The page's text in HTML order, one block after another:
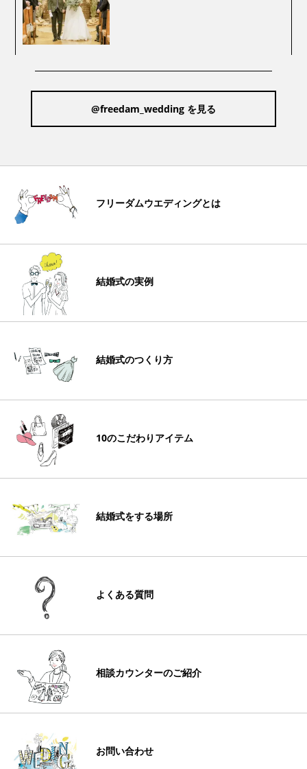
@freedam_wedding を見る
フリーダムウエディングとは
結婚式の実例
結婚式のつくり方
10のこだわりアイテム
結婚式をする場所
よくある質問
相談カウンターのご紹介
お問い合わせ